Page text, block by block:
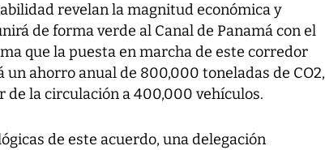
revelan la magnitud económica y
de forma verde al Canal de Panamá con el
que la puesta en marcha de este corredor
ahorro anual de 800,000 toneladas de CO2,
la circulación a 400,000 vehículos.
de este acuerdo, una delegación